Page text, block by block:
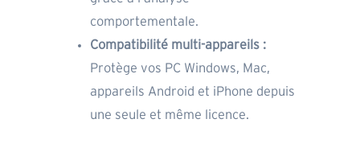
comportementale.
Compatibilité multi-appareils :
Protège vos PC Windows, Mac,
appareils Android et iPhone depuis
une seule et même licence.